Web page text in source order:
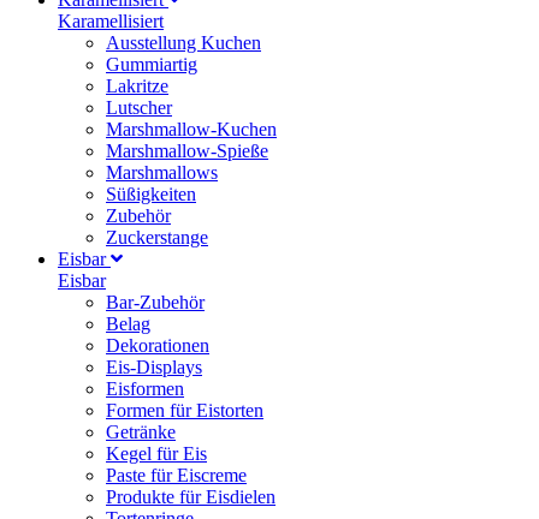
Karamellisiert
Ausstellung Kuchen
Gummiartig
Lakritze
Lutscher
Marshmallow-Kuchen
Marshmallow-Spieße
Marshmallows
Süßigkeiten
Zubehör
Zuckerstange
Eisbar
Eisbar
Bar-Zubehör
Belag
Dekorationen
Eis-Displays
Eisformen
Formen für Eistorten
Getränke
Kegel für Eis
Paste für Eiscreme
Produkte für Eisdielen